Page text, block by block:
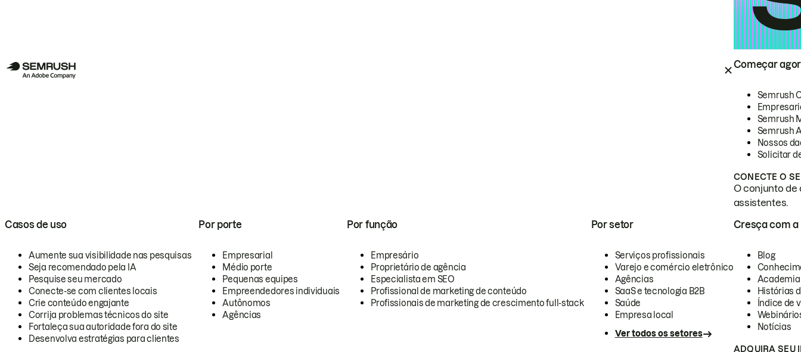
Começar
Semrush
Semrush
Semrush
Nossos
Solicitar
CONECTE O
O conjunto de
assistentes.
Casos de uso
Aumente sua visibilidade nas pesquisas
Seja recomendado pela IA
Pesquise seu mercado
Conecte-se com clientes locais
Crie conteúdo engajante
Corrija problemas técnicos do site
Fortaleça sua autoridade fora do site
Desenvolva estratégias para clientes
Por porte
Empresarial
Médio porte
Pequenas equipes
Empreendedores individuais
Autônomos
Agências
Por função
Empresário
Proprietário de agência
Especialista em SEO
Profissional de marketing de conteúdo
Profissionais de marketing de crescimento full-stack
Por setor
Serviços profissionais
Varejo e comércio eletrônico
Agências
SaaS e tecnologia B2B
Saúde
Empresa local
Ver todos os setores
Cresça com a
Blog
Academia
Histórias
Índice de
Notícias
ADQUIRA SEU